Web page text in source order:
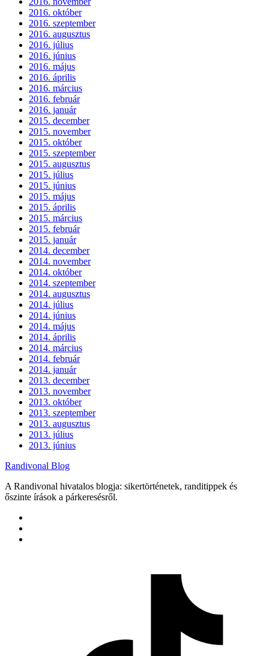
2016. október
2016. szeptember
2016. augusztus
2016. július
2016. június
2016. május
2016. április
2016. március
2016. február
2016. január
2015. december
2015. november
2015. október
2015. szeptember
2015. augusztus
2015. július
2015. június
2015. május
2015. április
2015. március
2015. február
2015. január
2014. december
2014. november
2014. október
2014. szeptember
2014. augusztus
2014. július
2014. június
2014. május
2014. április
2014. március
2014. február
2014. január
2013. december
2013. november
2013. október
2013. szeptember
2013. augusztus
2013. július
2013. június
Randivonal Blog
A Randivonal hivatalos blogja: sikertörténetek, randitippek és
őszinte írások a párkeresésről.